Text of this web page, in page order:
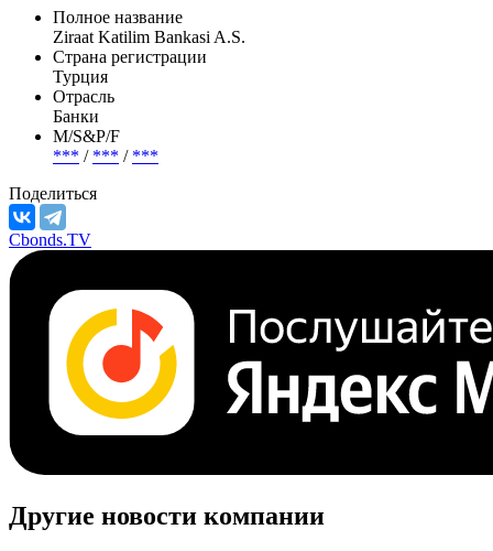
Полное название
Ziraat Katilim Bankasi A.S.
Страна регистрации
Турция
Отрасль
Банки
М/S&P/F
*** / *** / ***
Поделиться
Cbonds.TV
Другие новости компании